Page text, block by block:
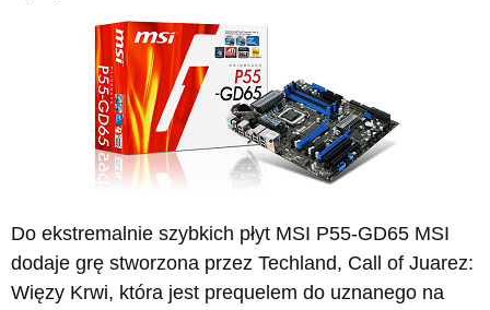
Do ekstremalnie szybkich płyt MSI P55-GD65 MSI
dodaje grę stworzona przez Techland, Call of Juarez:
Więzy Krwi, która jest prequelem do uznanego na